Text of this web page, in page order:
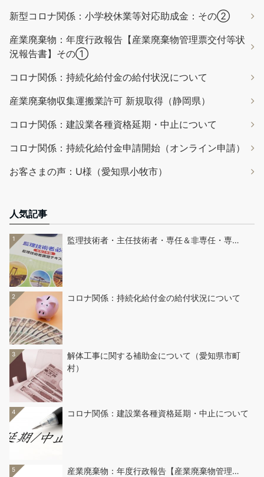
新型コロナ関係：小学校休業等対応助成金：その②
産業廃棄物：年度行政報告【産業廃棄物管理票交付等状
況報告書】その①
コロナ関係：持続化給付金の給付状況について
産業廃棄物収集運搬業許可 新規取得（静岡県）
コロナ関係：建設業各種資格延期・中止について
コロナ関係：持続化給付金申請開始（オンライン申請）
お客さまの声：U様（愛知県小牧市）
人気記事
1 監理技術者・主任技術者・専任＆非専任・専…
2 コロナ関係：持続化給付金の給付状況について
3
解体工事に関する補助金について（愛知県市町
村）
4 コロナ関係：建設業各種資格延期・中止について
5 産業廃棄物：年度行政報告【産業廃棄物管理…